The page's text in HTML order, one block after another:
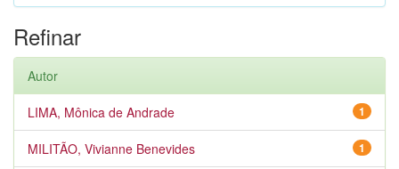
Refinar
Autor
1
LIMA, Mônica de Andrade
1
MILITÃO, Vivianne Benevides